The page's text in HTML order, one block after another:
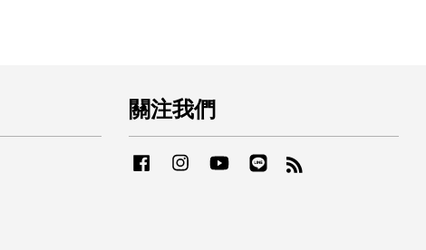
關注我們
FacebookInstagramYouTubeLine